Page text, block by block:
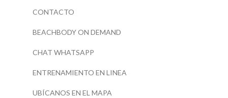
CONTACTO
BEACHBODY ON DEMAND
CHAT WHATSAPP
ENTRENAMIENTO EN LINEA
UBÍCANOS EN EL MAPA